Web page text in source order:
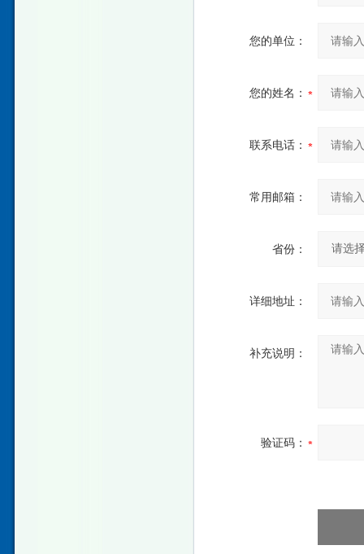
您的单位：
您的姓名：
联系电话：
常用邮箱：
省份：
详细地址：
补充说明：
验证码：